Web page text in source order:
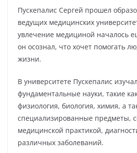
Пускепалис Сергей прошел
ведущих медицинских
увлечение медициной началось
он осознал, что хочет помогать
жизни.
В университете Пускепалис изучал
фундаментальные науки, такие
физиология, биология, химия, а
специализированные предметы,
медицинской практикой,
различных заболеваний.